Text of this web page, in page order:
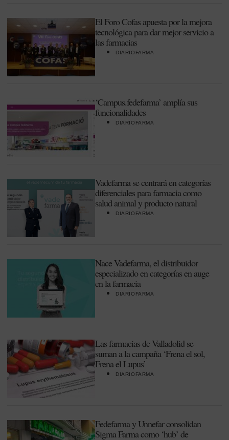
El Foro Cofas apuesta por la mejora
tecnológica para dar mejor servicio a
las farmacias
DIARIOFARMA
‘Campus.fedefarma’ amplía sus
funcionalidades
DIARIOFARMA
Vadefarma se centrará en categorías
diferenciales para farmacia como
salud animal y producto natural
DIARIOFARMA
Nace Vadefarma, el distribuidor
especializado en categorías en auge
en la farmacia
DIARIOFARMA
Las farmacias de Valladolid se
suman a la campaña ‘Frena el sol,
Frena el Lupus’
DIARIOFARMA
Fedefarma y Unnefar consolidan
Sigma Farma como ‘hub’ de